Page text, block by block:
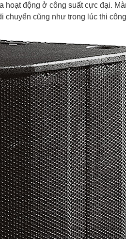
hoạt động ở công suất cực đại.
cũng như trong lúc thi